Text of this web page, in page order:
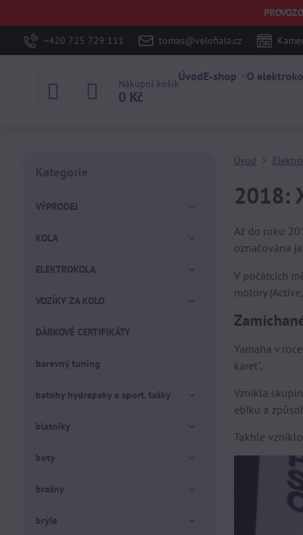
+420 725 729 111 tomas@velofiala.cz
Nákupní košík
0 Kč
ÚvodE-shop O
Úvod
2018:
Až do roku
označována
V počátcích
motory
Yamaha v
karet".
Vznikla
ebiku a
Takhle
Kategorie
VÝPRODEJ
KOLA
ELEKTROKOLA
VOZÍKY ZA KOLO
DÁRKOVÉ CERTIFIKÁTY
barevný tuning
batohy hydrapaky a sport. tašky
blatníky
boty
brašny
brýle